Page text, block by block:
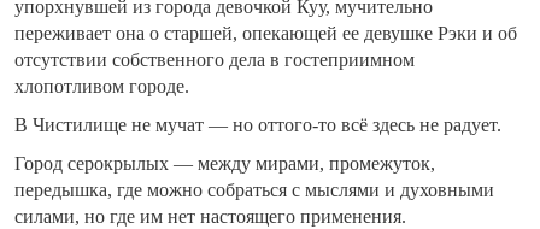
упорхнувшей из города девочкой Куу, мучительно
переживает она о старшей, опекающей ее девушке Рэки и об
отсутствии собственного дела в гостеприимном
хлопотливом городе.
В Чистилище не мучат — но оттого-то всё здесь не радует.
Город серокрылых — между мирами, промежуток,
передышка, где можно собраться с мыслями и духовными
силами, но где им нет настоящего применения.